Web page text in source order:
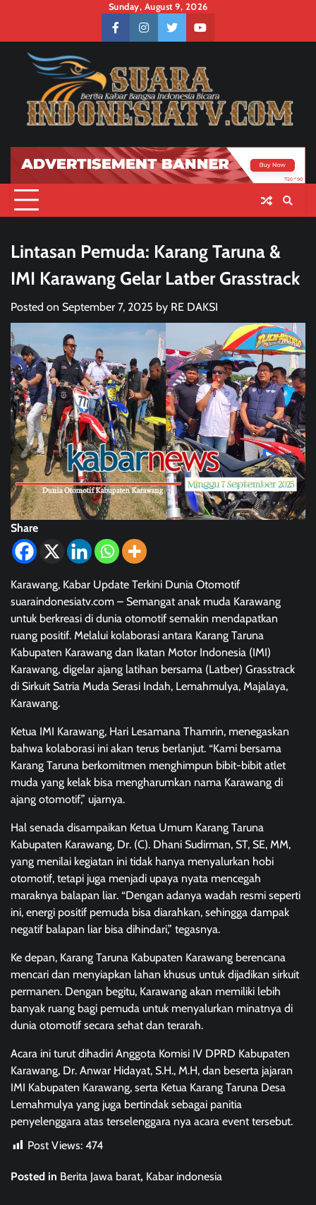
content
Sunday, August 9, 2026
facebookinstagramtwitteryoutube
Lintasan Pemuda: Karang Taruna &
IMI Karawang Gelar Latber Grasstrack
Posted on September 7, 2025 by RE DAKSI
Share
Karawang, Kabar Update Terkini Dunia Otomotif
suaraindonesiatv.com – Semangat anak muda Karawang
untuk berkreasi di dunia otomotif semakin mendapatkan
ruang positif. Melalui kolaborasi antara Karang Taruna
Kabupaten Karawang dan Ikatan Motor Indonesia (IMI)
Karawang, digelar ajang latihan bersama (Latber) Grasstrack
di Sirkuit Satria Muda Serasi Indah, Lemahmulya, Majalaya,
Karawang.
Ketua IMI Karawang, Hari Lesamana Thamrin, menegaskan
bahwa kolaborasi ini akan terus berlanjut. “Kami bersama
Karang Taruna berkomitmen menghimpun bibit-bibit atlet
muda yang kelak bisa mengharumkan nama Karawang di
ajang otomotif,” ujarnya.
Hal senada disampaikan Ketua Umum Karang Taruna
Kabupaten Karawang, Dr. (C). Dhani Sudirman, ST, SE, MM,
yang menilai kegiatan ini tidak hanya menyalurkan hobi
otomotif, tetapi juga menjadi upaya nyata mencegah
maraknya balapan liar. “Dengan adanya wadah resmi seperti
ini, energi positif pemuda bisa diarahkan, sehingga dampak
negatif balapan liar bisa dihindari,” tegasnya.
Ke depan, Karang Taruna Kabupaten Karawang berencana
mencari dan menyiapkan lahan khusus untuk dijadikan sirkuit
permanen. Dengan begitu, Karawang akan memiliki lebih
banyak ruang bagi pemuda untuk menyalurkan minatnya di
dunia otomotif secara sehat dan terarah.
Acara ini turut dihadiri Anggota Komisi IV DPRD Kabupaten
Karawang, Dr. Anwar Hidayat, S.H., M.H, dan beserta jajaran
IMI Kabupaten Karawang, serta Ketua Karang Taruna Desa
Lemahmulya yang juga bertindak sebagai panitia
penyelenggara atas terselenggara nya acara event tersebut.
Post Views: 474
Posted in Berita Jawa barat, Kabar indonesia